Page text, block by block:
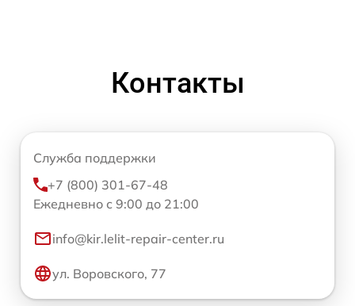
Контакты
Служба поддержки
+7 (800) 301-67-48
Ежедневно с 9:00 до 21:00
info@kir.lelit-repair-center.ru
ул. Воровского, 77